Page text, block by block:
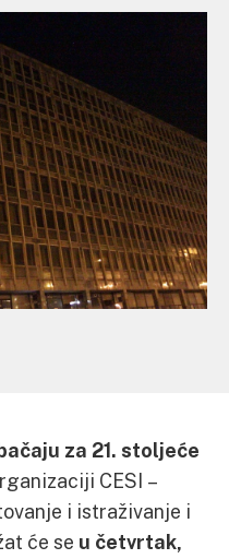
za 21. stoljeće
CESI –
i istraživanje i
će se u četvrtak,